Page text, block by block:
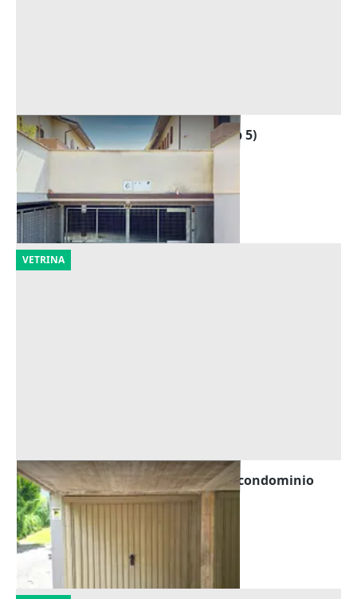
Asta Garage al piano interrato (sub 5)
Forlì (Forlì-Cesena)
Offerta minima
6.218 €
09/10/2026
VETRINA
Asta Autorimessa seminterrata in condominio
Meldola (Forlì-Cesena)
Offerta minima
9.750 €
21/09/2026